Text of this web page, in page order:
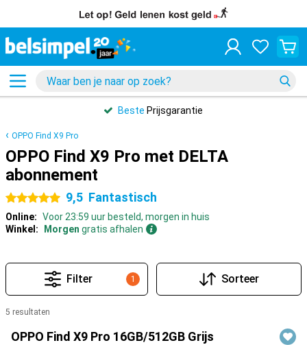
Beste Prijsgarantie
OPPO Find X9 Pro
OPPO Find X9 Pro met DELTA
abonnement
5 sterren 9,5 Fantastisch
Online: Voor 23:59 uur besteld, morgen in huis
Winkel:
Morgen gratis afhalen
1
Filter Sorteer
5 resultaten
OPPO Find X9 Pro 16GB/512GB Grijs